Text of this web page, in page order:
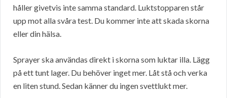
håller givetvis inte samma standard. Luktstopparen står
upp mot alla svåra test. Du kommer inte att skada skorna
eller din hälsa.
Sprayer ska användas direkt i skorna som luktar illa. Lägg
på ett tunt lager. Du behöver inget mer. Låt stå och verka
en liten stund. Sedan känner du ingen svettlukt mer.